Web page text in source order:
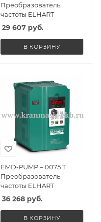
Преобразователь
частоты ELHART
29 607руб.
В КОРЗИНУ
EMD-PUMP – 0075 T
Преобразователь
частоты ELHART
36 268руб.
В КОРЗИНУ